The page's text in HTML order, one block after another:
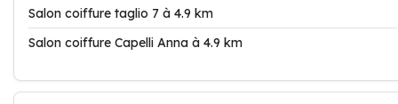
Salon coiffure taglio 7 à 4.9 km
Salon coiffure Capelli Anna à 4.9 km